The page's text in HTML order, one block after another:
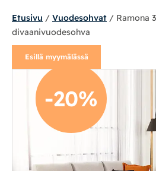
Sohvat
Nojatuolit
Mekanismituolit
Etusivu / Vuodesohvat / Ramona
divaanivuodesohva
Esillä myymälässä
-20%